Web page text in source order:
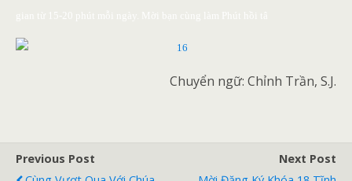
gian từ 15-20 phút mỗi ngày. Mời bạn cùng làm Phút hồi tâ
Chuyển ngữ: Chỉnh Trần, S.J.
Previous Post
Next Post